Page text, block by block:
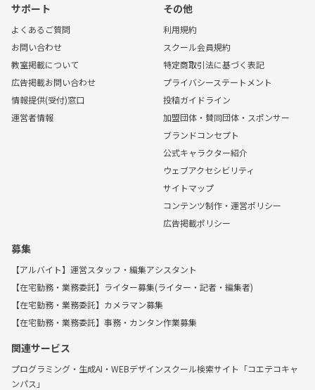
サポート
よくあるご質問
お問い合わせ
教室掲載について
広告掲載お問い合わせ
情報提供(受付)窓口
運営者情報
その他
利用規約
スクール会員規約
特定商取引法に基づく表記
プライバシーステートメント
投稿ガイドライン
加盟団体・賛同団体・スポンサー
ブランドコンセプト
公式キャラクター紹介
ウェブアクセシビリティ
サイトマップ
コンテンツ制作・運営ポリシー
広告掲載ポリシー
募集
【アルバイト】運営スタッフ・編集アシスタント
【在宅勤務・業務委託】ライター募集(ライター・記者・編集者)
【在宅勤務・業務委託】カメラマン募集
【在宅勤務・業務委託】事務・カンタン作業募集
関連サービス
プログラミング・生成AI・WEBデザインスクール検索サイト「コエテコキャ
ンパス」